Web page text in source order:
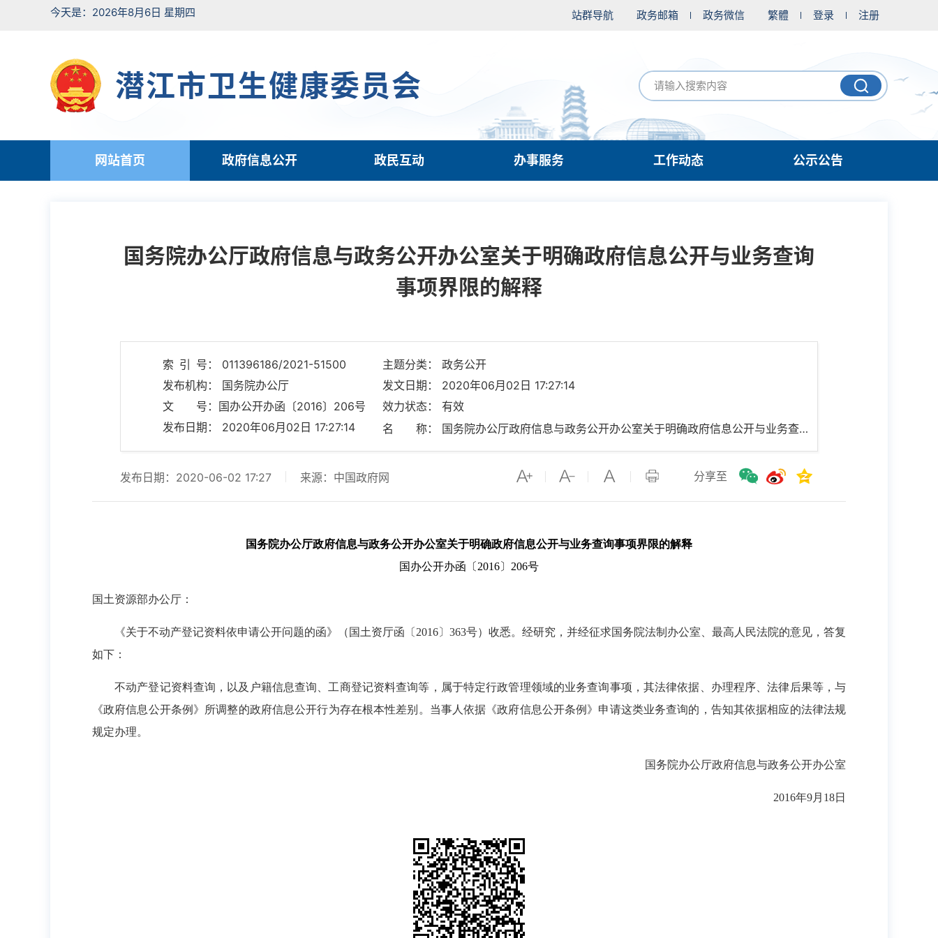
今天是：2026年8月6日 星期四 站群导航 政务邮箱 政务微信 繁體 登录 注册
潜江市卫生健康委员会
网站首页 政府信息公开 政民互动 办事服务 工作动态 公示公告
国务院办公厅政府信息与政务公开办公室关于明确政府信息公开与业务查询
事项界限的解释
索 引 号： 011396186/2021-51500
主题分类： 政务公开
发布机构： 国务院办公厅
发文日期： 2020年06月02日 17:27:14
文 号：国办公开办函〔2016〕206号
效力状态： 有效
发布日期： 2020年06月02日 17:27:14
名 称： 国务院办公厅政府信息与政务公开办公室关于明确政府信息公开与业务查询事项界限的解释
分享至
发布日期：2020-06-02 17:27 来源：中国政府网
国务院办公厅政府信息与政务公开办公室关于明确政府信息公开与业务查询事项界限的解释
国办公开办函〔2016〕206号
国土资源部办公厅：
《关于不动产登记资料依申请公开问题的函》（国土资厅函〔2016〕363号）收悉。经研究，并经征求国务院法制办公室、最高人民法院的意见，答复
如下：
不动产登记资料查询，以及户籍信息查询、工商登记资料查询等，属于特定行政管理领域的业务查询事项，其法律依据、办理程序、法律后果等，与
《政府信息公开条例》所调整的政府信息公开行为存在根本性差别。当事人依据《政府信息公开条例》申请这类业务查询的，告知其依据相应的法律法规
规定办理。
国务院办公厅政府信息与政务公开办公室
2016年9月18日